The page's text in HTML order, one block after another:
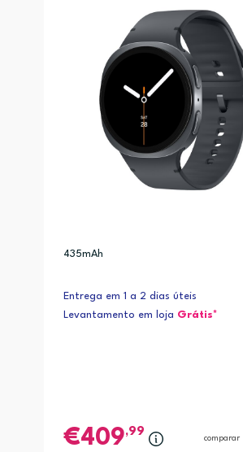
435mAh
Entrega em 1 a 2 dias úteis
Levantamento em loja Grátis*
409,99
comparar